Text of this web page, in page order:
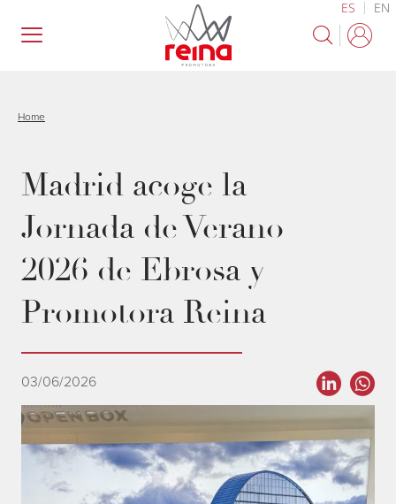
ES EN
Home
Madrid acoge la
Jornada de Verano
2026 de Ebrosa y
Promotora Reina
03/06/2026